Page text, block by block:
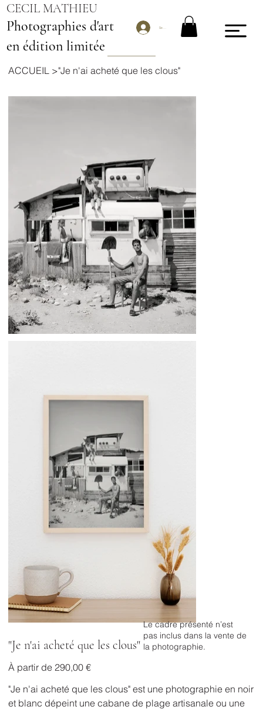
CECIL MATHIEU
Photographies d'art
en édition limitée
Se connecter
ACCUEIL >"Je n'ai acheté que les clous"
"Je n'ai acheté que les clous"
À partir de Prix
290,00 €
"Je n'ai acheté que les clous" est une photographie en noir
et blanc dépeint une cabane de plage artisanale ou une
Le cadre présenté n’est
pas inclus dans la vente de
la photographie.